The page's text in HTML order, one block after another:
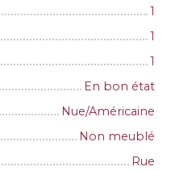
1
1
1
En bon état
Nue/Américaine
Non meublé
Rue